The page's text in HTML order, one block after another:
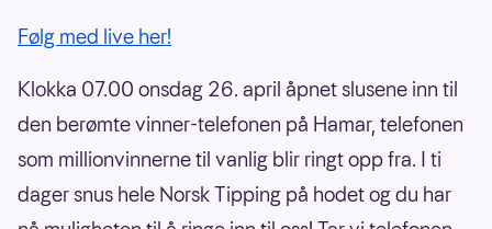
Følg med live her!
Klokka 07.00 onsdag 26. april åpnet slusene inn til
den berømte vinner-telefonen på Hamar, telefonen
som millionvinnerne til vanlig blir ringt opp fra. I ti
dager snus hele Norsk Tipping på hodet og du har